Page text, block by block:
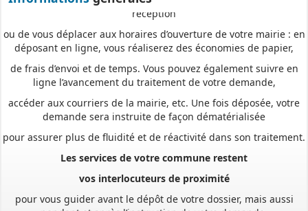
réception
ou de vous déplacer aux horaires d’ouverture de votre mairie : en
déposant en ligne, vous réaliserez des économies de papier,
de frais d’envoi et de temps. Vous pouvez également suivre en
ligne l’avancement du traitement de votre demande,
accéder aux courriers de la mairie, etc. Une fois déposée, votre
demande sera instruite de façon dématérialisée
pour assurer plus de fluidité et de réactivité dans son traitement.
Les services de votre commune restent
pendant et après l’instruction de votre demande.